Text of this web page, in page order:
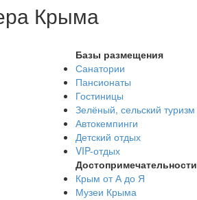
Крыма
Базы размещения
Санатории
Пансионаты
Гостиницы
Зелёный, сельский туризм
Автокемпинги
Детский отдых
VIP-отдых
Достопримечательности
Крым от А до Я
Музеи Крыма